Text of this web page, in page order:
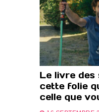
Le livre des
cette folie
celle que